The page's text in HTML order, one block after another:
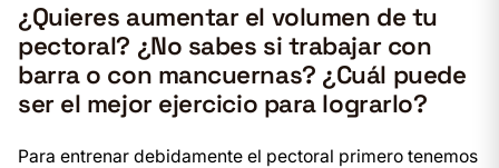
¿Quieres aumentar el volumen de tu
pectoral? ¿No sabes si trabajar con
barra o con mancuernas? ¿Cuál puede
ser el mejor ejercicio para lograrlo?
Para entrenar debidamente el pectoral primero tenemos